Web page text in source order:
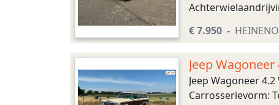
€ 7.950
Jeep
Jeep Wagoneer
Carrosserievorm: